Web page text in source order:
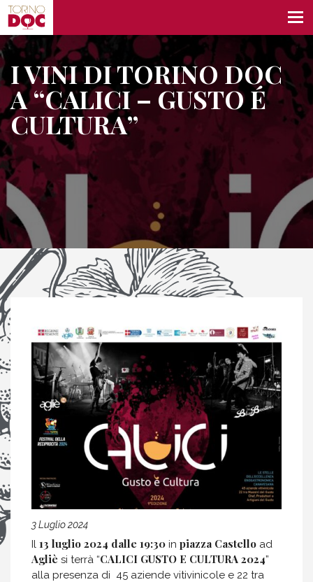
I VINI DI TORINO DOC
A “CALICI – GUSTO É
CULTURA”
3 Luglio 2024
Il 13 luglio 2024 dalle 19:30 in piazza Castello ad
Agliè si terrà “CALICI GUSTO E CULTURA 2024”
alla presenza di 45 aziende vitivinicole e 22 tra